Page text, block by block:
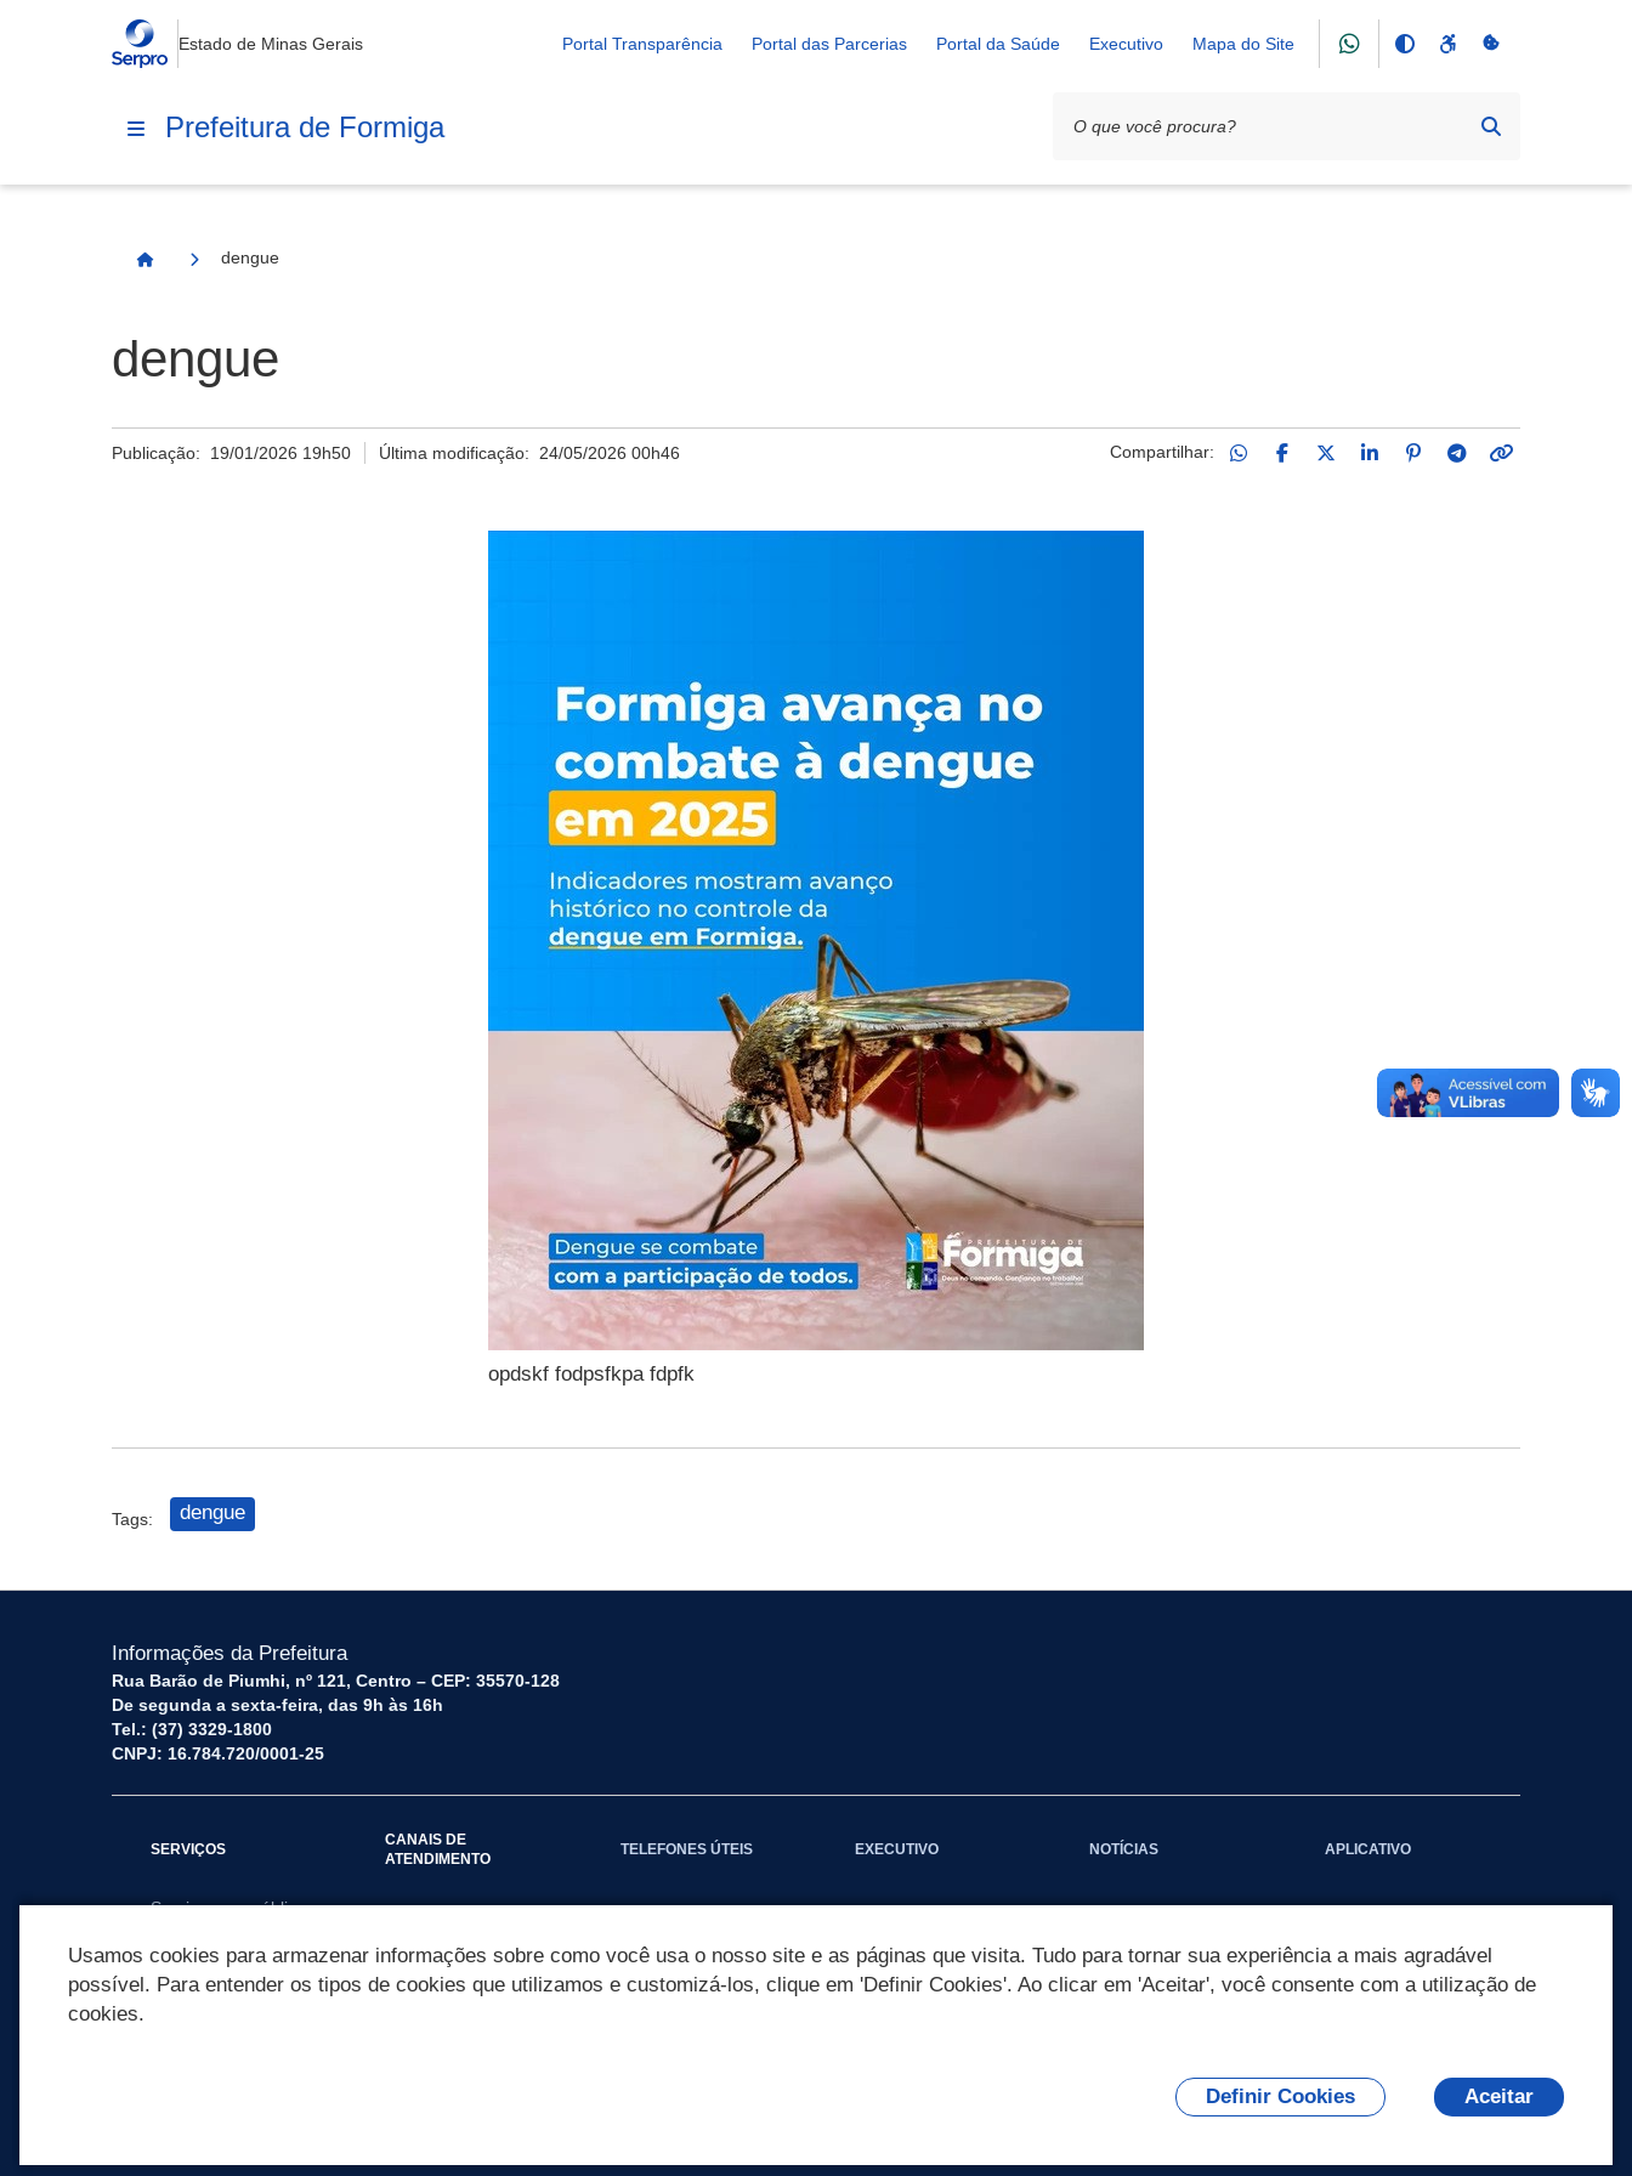
Estado de Minas Gerais Portal Transparência Portal das Parcerias Portal da Saúde Executivo Mapa do Site
Prefeitura de Formiga
Página Inicial
dengue
dengue
Publicação: 19/01/2026 19h50 Última modificação: 24/05/2026 00h46 Compartilhar:
opdskf fodpsfkpa fdpfk
Tags: dengue
Informações da Prefeitura
Rua Barão de Piumhi, nº 121, Centro – CEP: 35570-128
De segunda a sexta-feira, das 9h às 16h
Tel.: (37) 3329-1800
CNPJ: 16.784.720/0001-25
SERVIÇOS
Serviços por público
CANAIS DE
ATENDIMENTO
TELEFONES ÚTEIS EXECUTIVO NOTÍCIAS APLICATIVO
Usamos cookies para armazenar informações sobre como você usa o nosso site e as páginas que visita. Tudo para tornar sua experiência a mais agradável
possível. Para entender os tipos de cookies que utilizamos e customizá-los, clique em 'Definir Cookies'. Ao clicar em 'Aceitar', você consente com a utilização de
cookies.
Definir Cookies Aceitar